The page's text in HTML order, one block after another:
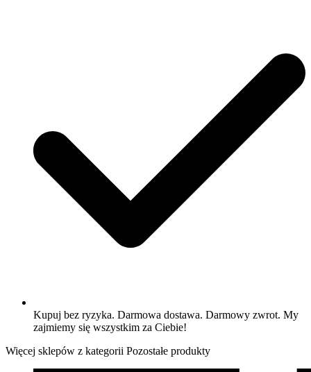
Kupuj bez ryzyka. Darmowa dostawa. Darmowy zwrot. My
zajmiemy się wszystkim za Ciebie!
Więcej sklepów z kategorii Pozostałe produkty